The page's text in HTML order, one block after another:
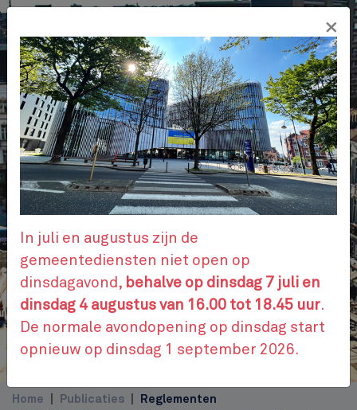
Overslaan
naar
de
inhoud
gaan
Jourdanplein
Top
ADMINISTRATIEVE STAPPEN
AFSPRAAK
CONTACTEER ONS
NL
Home Publicaties
Reglementen
×
In juli en augustus zijn de
gemeentediensten niet open op
dinsdagavond, behalve op dinsdag 7 juli en
dinsdag 4 augustus van 16.00 tot 18.45 uur.
De normale avondopening op dinsdag start
opnieuw op dinsdag 1 september 2026.